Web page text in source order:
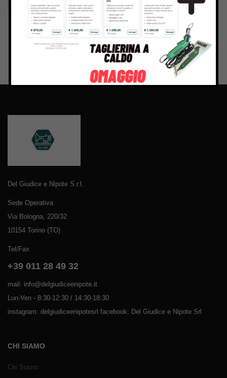
Del Giudice e Nipote S.r.l.
Sede Operativa
Via Bologna, 220/32
10154 Torino (TO)
Tel/Fax
+39 011 28 49 32
mail: info@delgiudiceenipote.it
Lun-Ven - 8:30-12:30 / 14:30-18:30
instagram: delgiudiceenipotesrl facebook: Del Giudice e Nipote Srl
CHI SIAMO
Chi Siamo